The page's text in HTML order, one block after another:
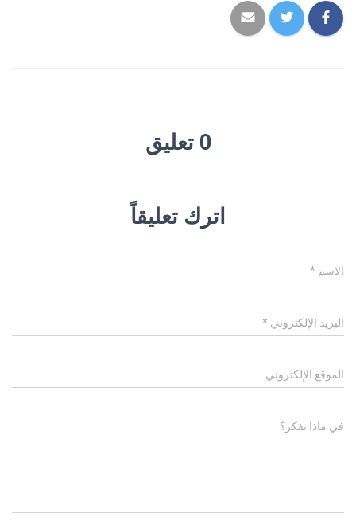
0 تعليق
اترك تعليقاً
الاسم *
البريد الإلكتروني *
الموقع الإلكتروني
في ماذا تفكر؟